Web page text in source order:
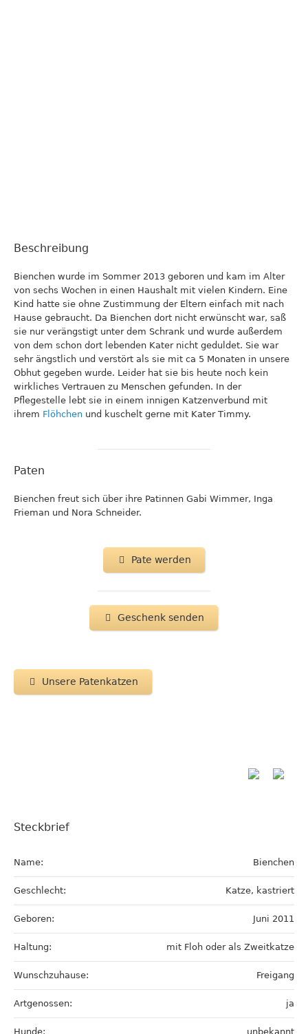
Beschreibung
Bienchen wurde im Sommer 2013 geboren und kam im Alter
von sechs Wochen in einen Haushalt mit vielen Kindern. Eine
Kind hatte sie ohne Zustimmung der Eltern einfach mit nach
Hause gebraucht. Da Bienchen dort nicht erwünscht war, saß
sie nur verängstigt unter dem Schrank und wurde außerdem
von dem schon dort lebenden Kater nicht geduldet. Sie war
sehr ängstlich und verstört als sie mit ca 5 Monaten in unsere
Obhut gegeben wurde. Leider hat sie bis heute noch kein
wirkliches Vertrauen zu Menschen gefunden. In der
Pflegestelle lebt sie in einem innigen Katzenverbund mit
ihrem Flöhchen und kuschelt gerne mit Kater Timmy.
Paten
Bienchen freut sich über ihre Patinnen Gabi Wimmer, Inga
Frieman und Nora Schneider.
Pate werden
Geschenk senden
Unsere Patenkatzen
Steckbrief
Name: Bienchen
Geschlecht: Katze, kastriert
Geboren: Juni 2011
Haltung: mit Floh oder als Zweitkatze
Wunschzuhause: Freigang
Artgenossen: ja
Hunde: unbekannt